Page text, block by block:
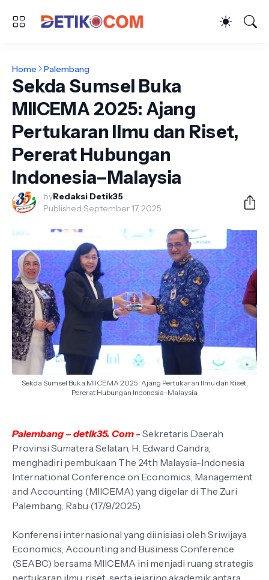
Home Palembang
Sekda Sumsel Buka
MIICEMA 2025: Ajang
Pertukaran Ilmu dan Riset,
Pererat Hubungan
Indonesia–Malaysia
byRedaksi Detik35
Published:September 17, 2025
Sekda Sumsel Buka MIICEMA 2025: Ajang Pertukaran Ilmu dan Riset,
Pererat Hubungan Indonesia–Malaysia
Palembang – detik35. Com - Sekretaris Daerah
Provinsi Sumatera Selatan, H. Edward Candra,
menghadiri pembukaan The 24th Malaysia-Indonesia
International Conference on Economics, Management
and Accounting (MIICEMA) yang digelar di The Zuri
Palembang, Rabu (17/9/2025).
Konferensi internasional yang diinisiasi oleh Sriwijaya
Economics, Accounting and Business Conference
(SEABC) bersama MIICEMA ini menjadi ruang strategis
pertukaran ilmu, riset, serta jejaring akademik antara